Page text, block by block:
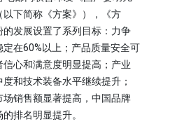
下简称《方案》），《方
发展设置了系列目标：力争
在60%以上；产品质量安全可
心和满意度明显提高；产业
和技术装备水平继续提升；
销售额显著提高，中国品牌
排名明显提升。